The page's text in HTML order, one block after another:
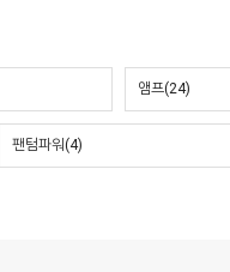
앰프(24)
팬텀파워(4)